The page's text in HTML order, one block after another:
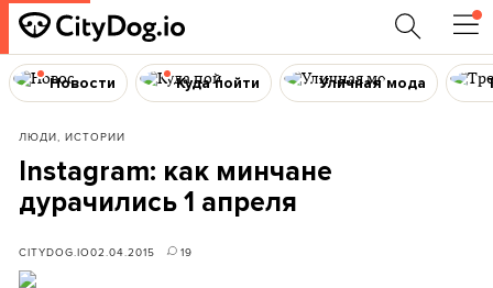
Новости Куда пойти Уличная мода
ЛЮДИ, ИСТОРИИ
Instagram: как минчане
дурачились 1 апреля
CITYDOG.IO02.04.2015 19